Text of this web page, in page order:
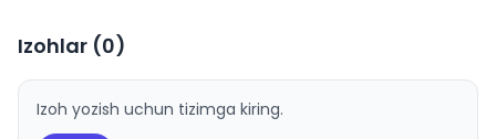
Izohlar (0)
Izoh yozish uchun tizimga kiring.